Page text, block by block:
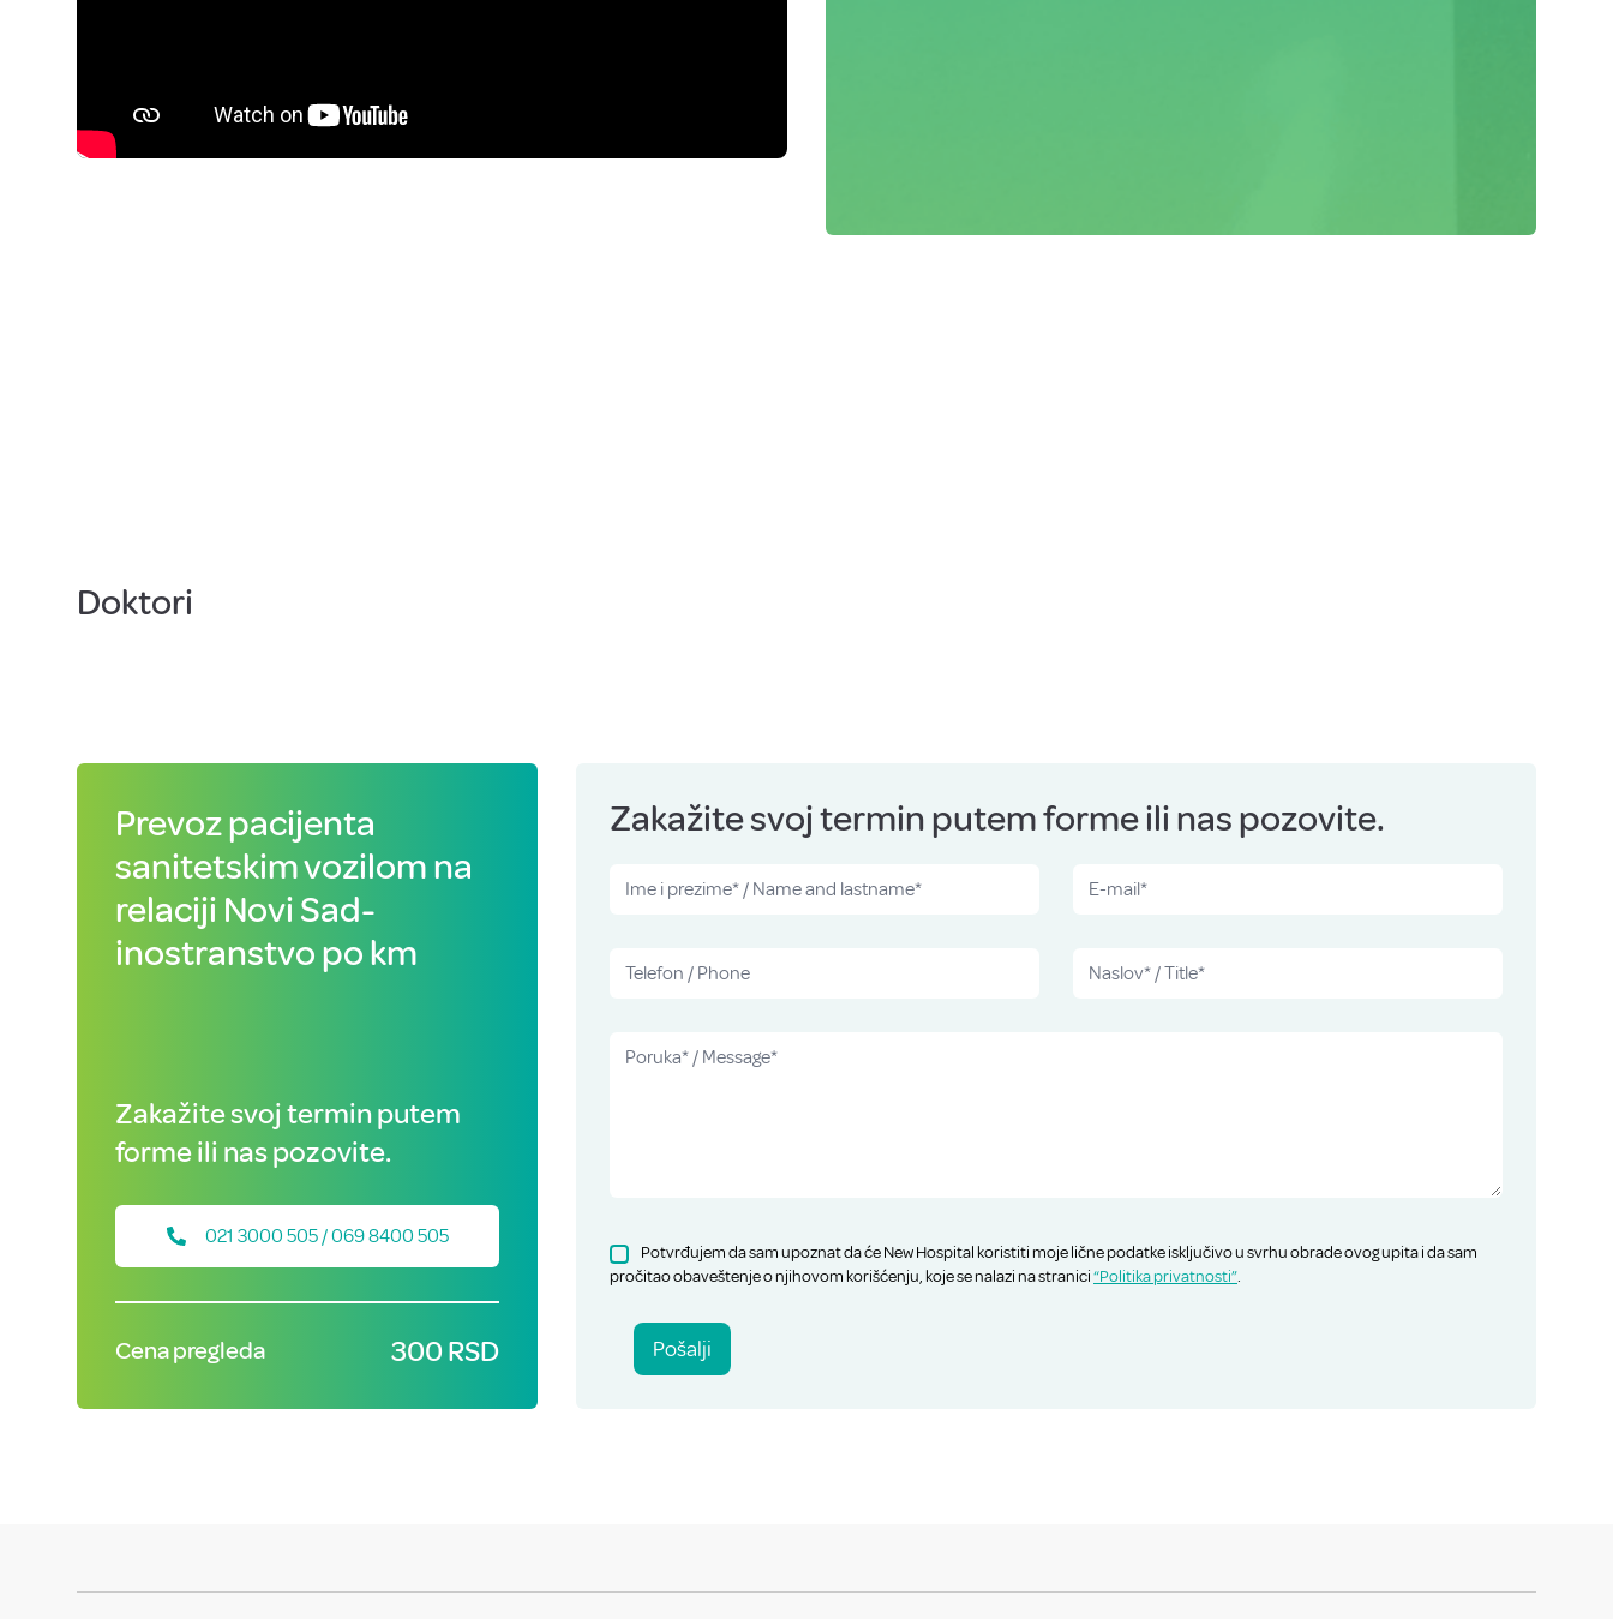
Doktori
Prevoz pacijenta
sanitetskim vozilom na
relaciji Novi Sad-
inostranstvo po km
Zakažite svoj termin putem
forme ili nas pozovite.
021 3000 505 / 069 8400 505
Cena pregleda 300 RSD
Zakažite svoj termin putem forme ili nas pozovite.
Potvrđujem da sam upoznat da će New Hospital koristiti moje lične podatke isključivo u svrhu obrade ovog upita i da sam
pročitao obaveštenje o njihovom korišćenju, koje se nalazi na stranici“Politika privatnosti”.
Pošalji